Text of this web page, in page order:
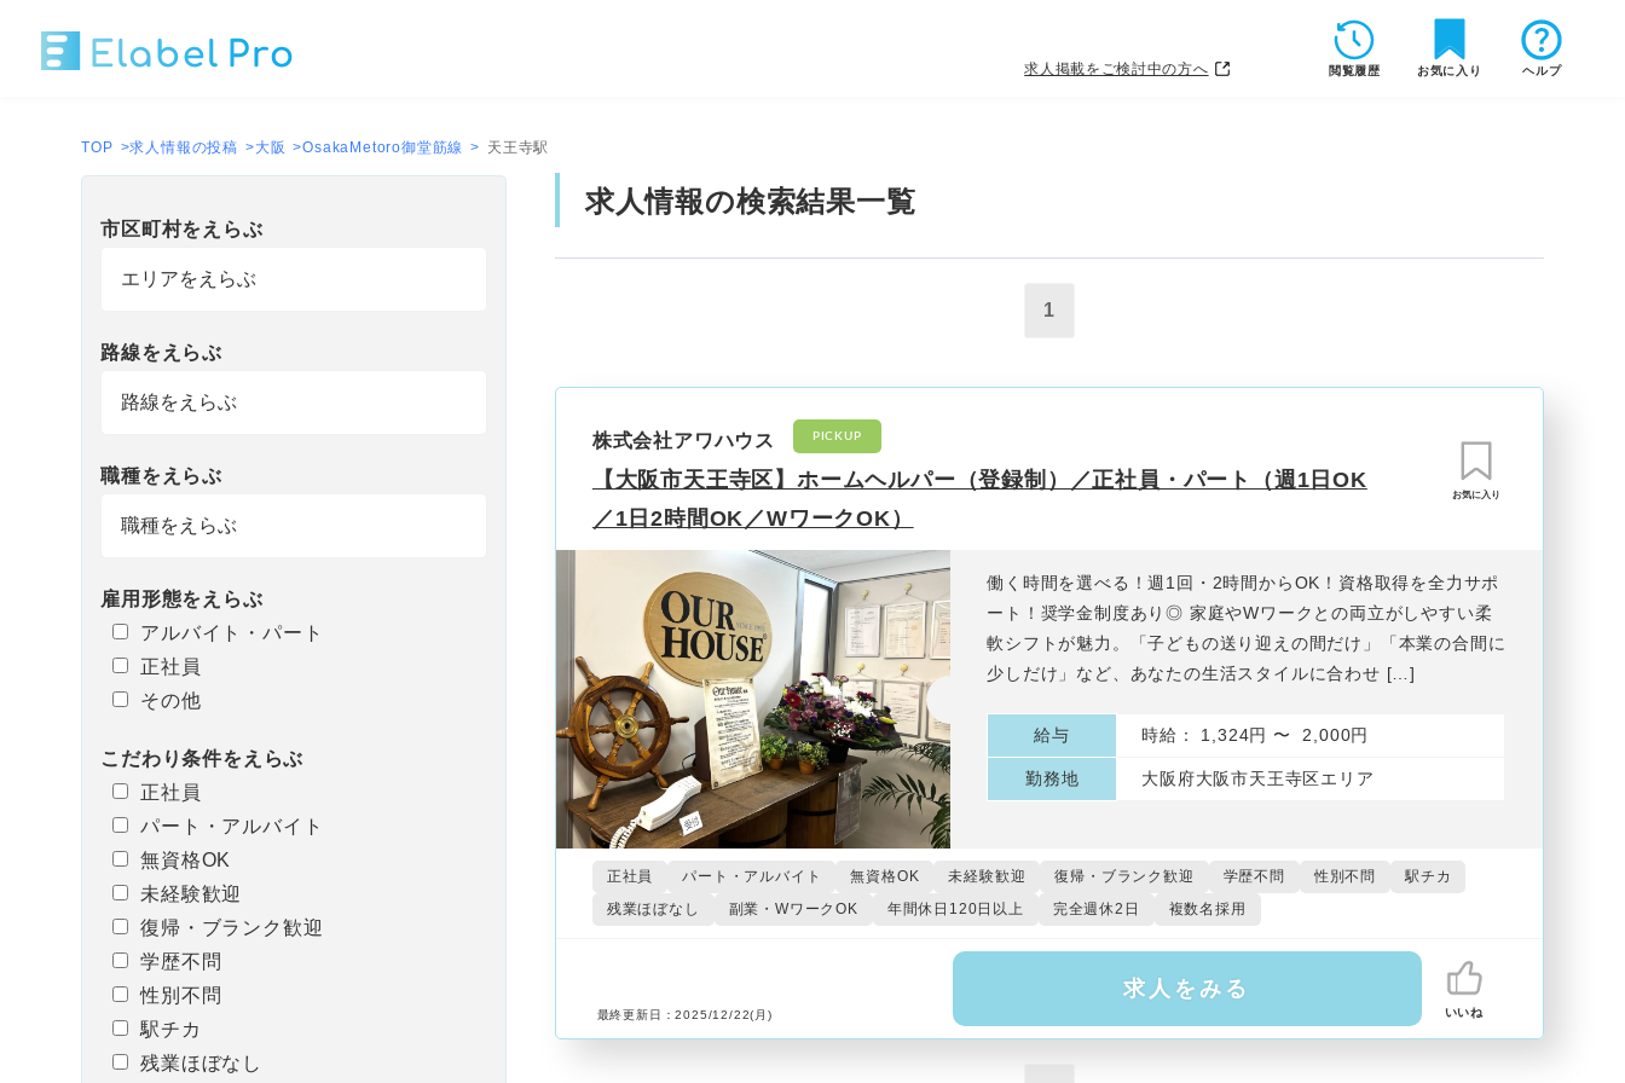
求人掲載をご検討中の方へ 閲覧履歴 お気に入り ヘルプ
TOP >求人情報の投稿 >大阪 >OsakaMetoro御堂筋線 > 天王寺駅
求人情報の検索結果一覧
1
株式会社アワハウス PICKUP
【大阪市天王寺区】ホームヘルパー（登録制）／正社員・パート（週1日OK
／1日2時間OK／WワークOK）
お気に入り
正社員 パート・アルバイト 無資格OK 未経験歓迎 復帰・ブランク歓迎 学歴不問 性別不問
駅チカ
残業ほぼなし
副業・WワークOK 年間休日120日以上 完全週休2日 複数名採用
働く時間を選べる！週1回・2時間からOK！資格取得を全力サポ
ート！奨学金制度あり◎ 家庭やWワークとの両立がしやすい柔
軟シフトが魅力。「子どもの送り迎えの間だけ」「本業の合間に
少しだけ」など、あなたの生活スタイルに合わせ […]
給与 時給： 1,324円 〜 2,000円
勤務地 大阪府大阪市天王寺区エリア
最終更新日：2025/12/22(月)
求人をみる
いいね
市区町村を えらぶ
路線を えらぶ
職種を えらぶ
雇用形態を えらぶ
アルバイト・パート
正社員
その他
こだわり条件を えらぶ
正社員
パート・アルバイト
無資格OK
未経験歓迎
復帰・ブランク歓迎
学歴不問
性別不問
駅チカ
残業ほぼなし